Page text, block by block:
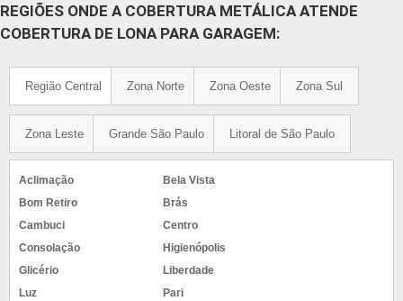
REGIÕES ONDE A COBERTURA METÁLICA ATENDE
COBERTURA DE LONA PARA GARAGEM:
Região Central Zona Norte Zona Oeste Zona Sul
Zona Leste Grande São Paulo Litoral de São Paulo
Aclimação
Bela Vista
Bom Retiro
Brás
Cambuci
Centro
Consolação
Higienópolis
Glicério
Liberdade
Luz
Pari